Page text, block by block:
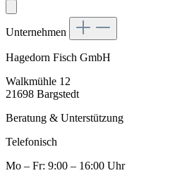
Unternehmen
Hagedorn Fisch GmbH
Walkmühle 12
21698 Bargstedt
Beratung & Unterstützung
Telefonisch
Mo – Fr: 9:00 – 16:00 Uhr